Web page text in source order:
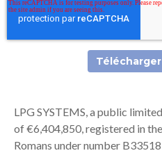
LPG SYSTEMS, a public
of €6,404,850, registered in
Romans under number